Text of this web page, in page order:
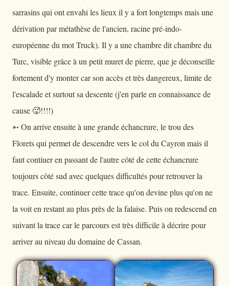
sarrasins qui ont envahi les lieux il y a fort longtemps mais une
dérivation par métathèse de l'ancien, racine pré-indo-
européenne du mot Truck). Il y a une chambre dit chambre du
Turc, visible grâce à un petit muret de pierre, que je déconseille
fortement d'y monter car son accès et très dangereux, limite de
l'escalade et surtout sa descente (j'en parle en connaissance de
cause 🥵!!!!)
➵ On arrive ensuite à une grande échancrure, le trou des
Florets qui permet de descendre vers le col du Cayron mais il
faut contiuer en passant de l'autre côté de cette échancrure
toujours côté sud avec quelques difficultés pour retrouver la
trace. Ensuite, continuer cette trace qu'on devine plus qu'on ne
la voit en restant au plus près de la falaise. Puis on redescend en
suivant la trace car le parcours est très difficile à décrire pour
arriver au niveau du domaine de Cassan.